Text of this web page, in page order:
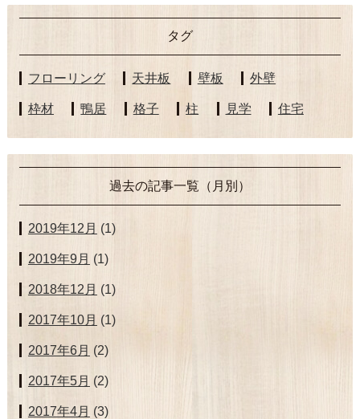
タグ
フローリング 天井板 壁板 外壁
枠材 鴨居 格子 柱 見学 住宅
過去の記事一覧（月別）
2019年12月 (1)
2019年9月 (1)
2018年12月 (1)
2017年10月 (1)
2017年6月 (2)
2017年5月 (2)
2017年4月 (3)